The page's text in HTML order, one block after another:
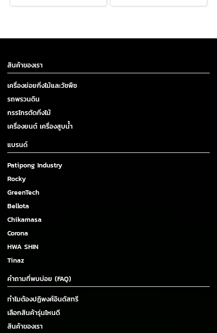
สินค้าของเรา
เครื่องย่อยกิ่งไม้และวัชพืช
รถพรวนดิน
กรรไกรตัดกิ่งไม้
เครื่องยนต์ เครื่องสูบน้ำ
แบรนด์
Patipong Industry
Rocky
GreenTech
Bellota
Chikamasa
Corona
HWA SHIN
Tinaz
คำถามที่พบบ่อย (FAQ)
ทำไมต้องปฏิพงศ์อินดัสทรี
เลือกสินค้ารุ่นไหนดี
สินค้าของเรา